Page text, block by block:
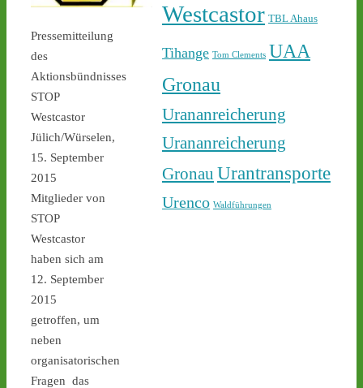
Pressemitteilung
des
Aktionsbündnisses
STOP
Westcastor
Jülich/Würselen,
15. September
2015
Mitglieder von
STOP
Westcastor
haben sich am
12. September
2015
getroffen, um
neben
organisatorischen
Fragen das
Castor stoppen!
@castorstoppen.bsky.social
⋅ 3d
22.30 Uhr - die Polizei hat
den Aktivisten auf der
von der Straße getragen -
der Atommülltransport
Westcastor TBL Ahaus
Tihange Tom Clements UAA
Gronau
Urananreicherung
Urananreicherung
Gronau Urantransporte
Urenco Waldführungen